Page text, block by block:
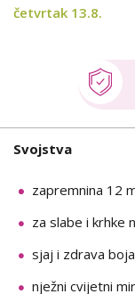
četvrtak 13.8.
Svojstva
zapremnina 12
za slabe i krhke
sjaj i zdrava
nježni cvijetni